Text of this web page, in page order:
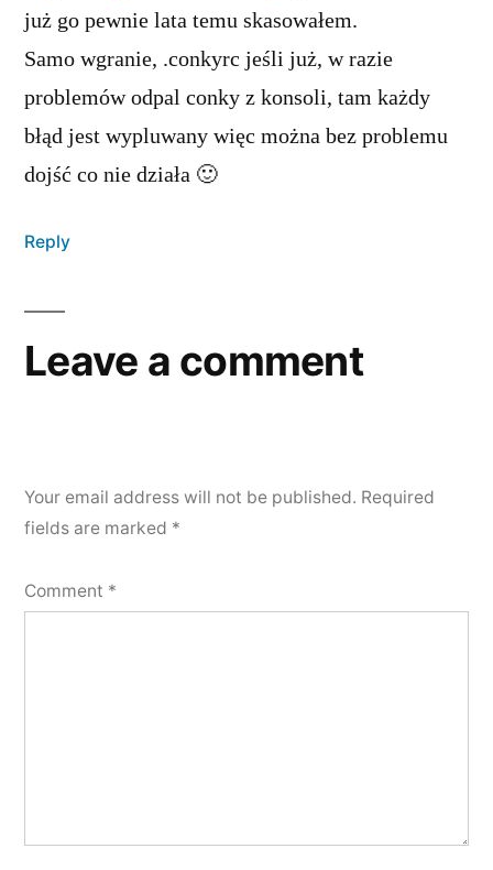
już go pewnie lata temu skasowałem.
Samo wgranie, .conkyrc jeśli już, w razie
problemów odpal conky z konsoli, tam każdy
błąd jest wypluwany więc można bez problemu
dojść co nie działa 🙂
Reply
Leave a comment
Your email address will not be published. Required
fields are marked *
Comment *